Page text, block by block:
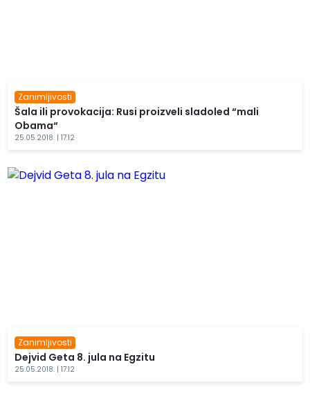
Zanimljivosti
Šala ili provokacija: Rusi proizveli sladoled “mali
Obama“
25.05.2018. | 17:12
Zanimljivosti
Dejvid Geta 8. jula na Egzitu
25.05.2018. | 17:12